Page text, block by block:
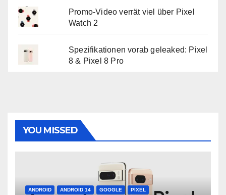
Promo-Video verrät viel über Pixel
Watch 2
Spezifikationen vorab geleaked: Pixel
8 & Pixel 8 Pro
YOU MISSED
ANDROID ANDROID 14 GOOGLE PIXEL